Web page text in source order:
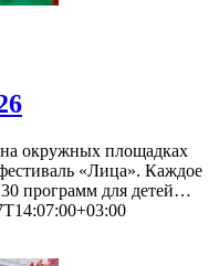
окружных площадках
«Лица». Каждое
30 программ для детей…